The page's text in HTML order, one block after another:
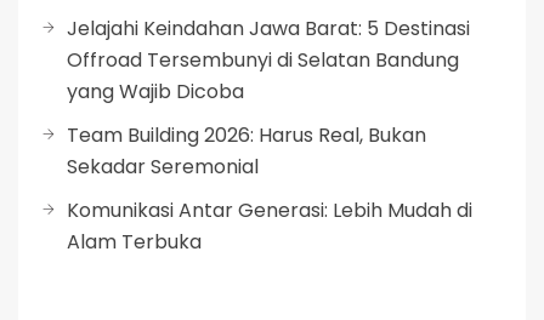
Jelajahi Keindahan Jawa Barat: 5 Destinasi
Offroad Tersembunyi di Selatan Bandung
yang Wajib Dicoba
Team Building 2026: Harus Real, Bukan
Sekadar Seremonial
Komunikasi Antar Generasi: Lebih Mudah di
Alam Terbuka